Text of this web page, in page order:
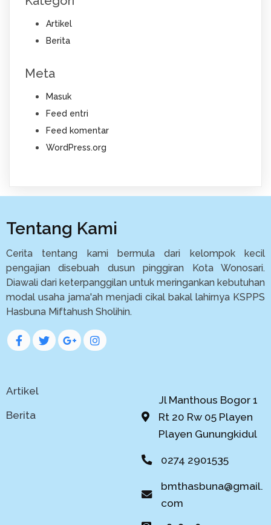
Artikel
Berita
Meta
Masuk
Feed entri
Feed komentar
WordPress.org
Tentang Kami
Cerita tentang kami bermula dari kelompok kecil
pengajian disebuah dusun pinggiran Kota Wonosari.
Diawali dari keterpanggilan untuk meringankan kebutuhan
modal usaha jama'ah menjadi cikal bakal lahirnya KSPPS
Hasbuna Miftahush Sholihin.
Artikel
Berita
Jl Manthous Bogor 1
Rt 20 Rw 05 Playen
Playen Gunungkidul
0274 2901535
bmthasbuna@gmail.
com